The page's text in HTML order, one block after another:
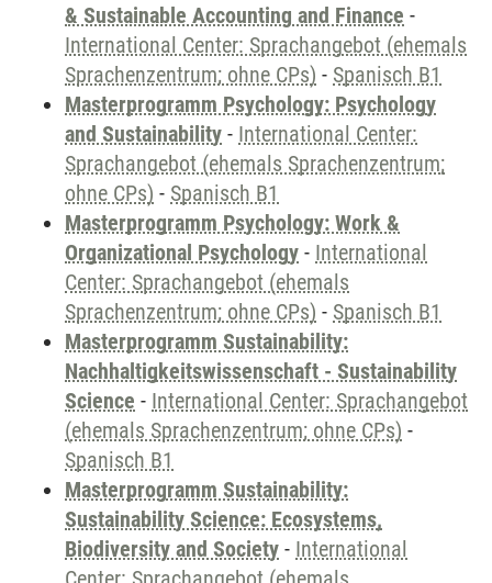
& Sustainable Accounting and Finance -
International Center: Sprachangebot (ehemals
Sprachenzentrum; ohne CPs) - Spanisch B1
Masterprogramm Psychology: Psychology
and Sustainability - International Center:
Sprachangebot (ehemals Sprachenzentrum;
ohne CPs) - Spanisch B1
Masterprogramm Psychology: Work &
Organizational Psychology - International
Center: Sprachangebot (ehemals
Sprachenzentrum; ohne CPs) - Spanisch B1
Masterprogramm Sustainability:
Nachhaltigkeitswissenschaft - Sustainability
Science - International Center: Sprachangebot
(ehemals Sprachenzentrum; ohne CPs) -
Spanisch B1
Masterprogramm Sustainability:
Sustainability Science: Ecosystems,
Biodiversity and Society - International